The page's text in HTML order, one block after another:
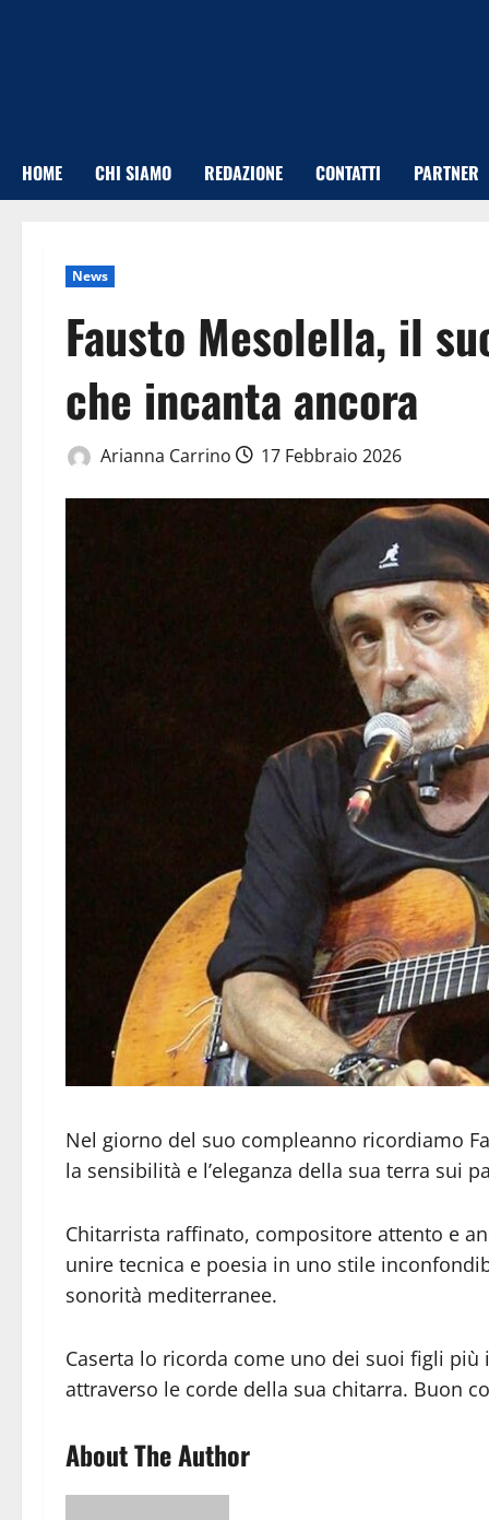
HOME CHI SIAMO REDAZIONE CONTATTI PARTNER
News
Fausto Mesolella, il
che incanta ancora
Arianna Carrino 17 Febbraio 2026
Nel giorno del suo compleanno ricordiamo
la sensibilità e l’eleganza della sua terra sui
Chitarrista raffinato, compositore attento e
unire tecnica e poesia in uno stile
sonorità mediterranee.
Caserta lo ricorda come uno dei suoi figli
attraverso le corde della sua chitarra. Buon
About The Author